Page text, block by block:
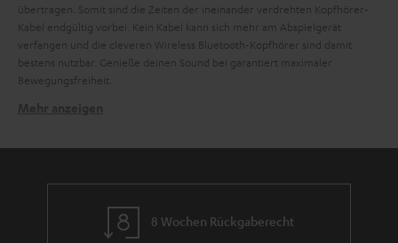
übertragen. Somit sind die Zeiten der ineinander verdrehten Kopfhörer-
Kabel endgültig vorbei. Kein Kabel kann sich mehr am Abspielgerät
verfangen und die cleveren Wireless Bluetooth-Kopfhörer sind damit
bestens nutzbar. Genieße deinen Sound bei garantiert maximaler
Bewegungsfreiheit.
Wireless Stereo") Wiedergabe wird folglich das Audiosignal differenziert,
ohne Verzögerung und gänzlich ohne Kabel, daher wireless,
8 Wochen Rückgaberecht